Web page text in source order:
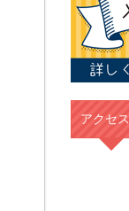
アクセス